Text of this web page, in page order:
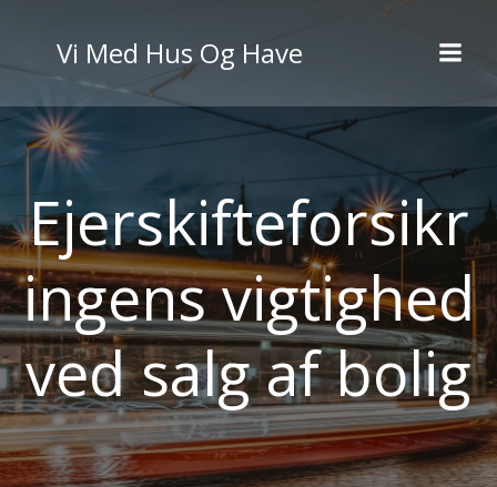
til
indhold
Vi Med Hus Og Have
Ejerskifteforsikr
ingens vigtighed
ved salg af bolig